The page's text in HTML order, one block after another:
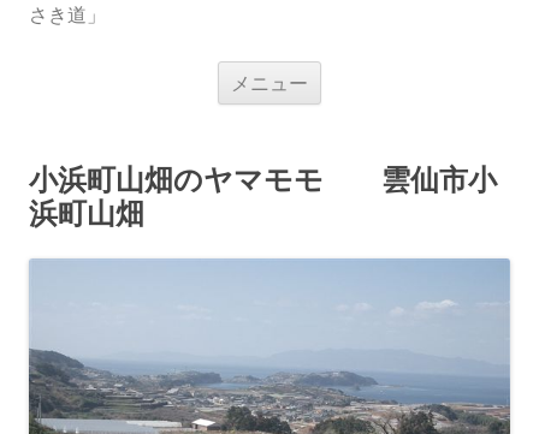
さき道」
メニュー
キ
小浜町山畑のヤマモモ 雲仙市小
浜町山畑